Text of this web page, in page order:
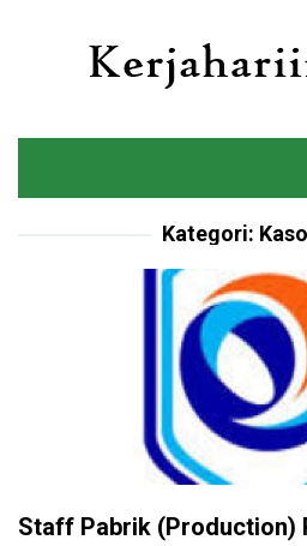
Kategori:
Staff Pabrik (Production)